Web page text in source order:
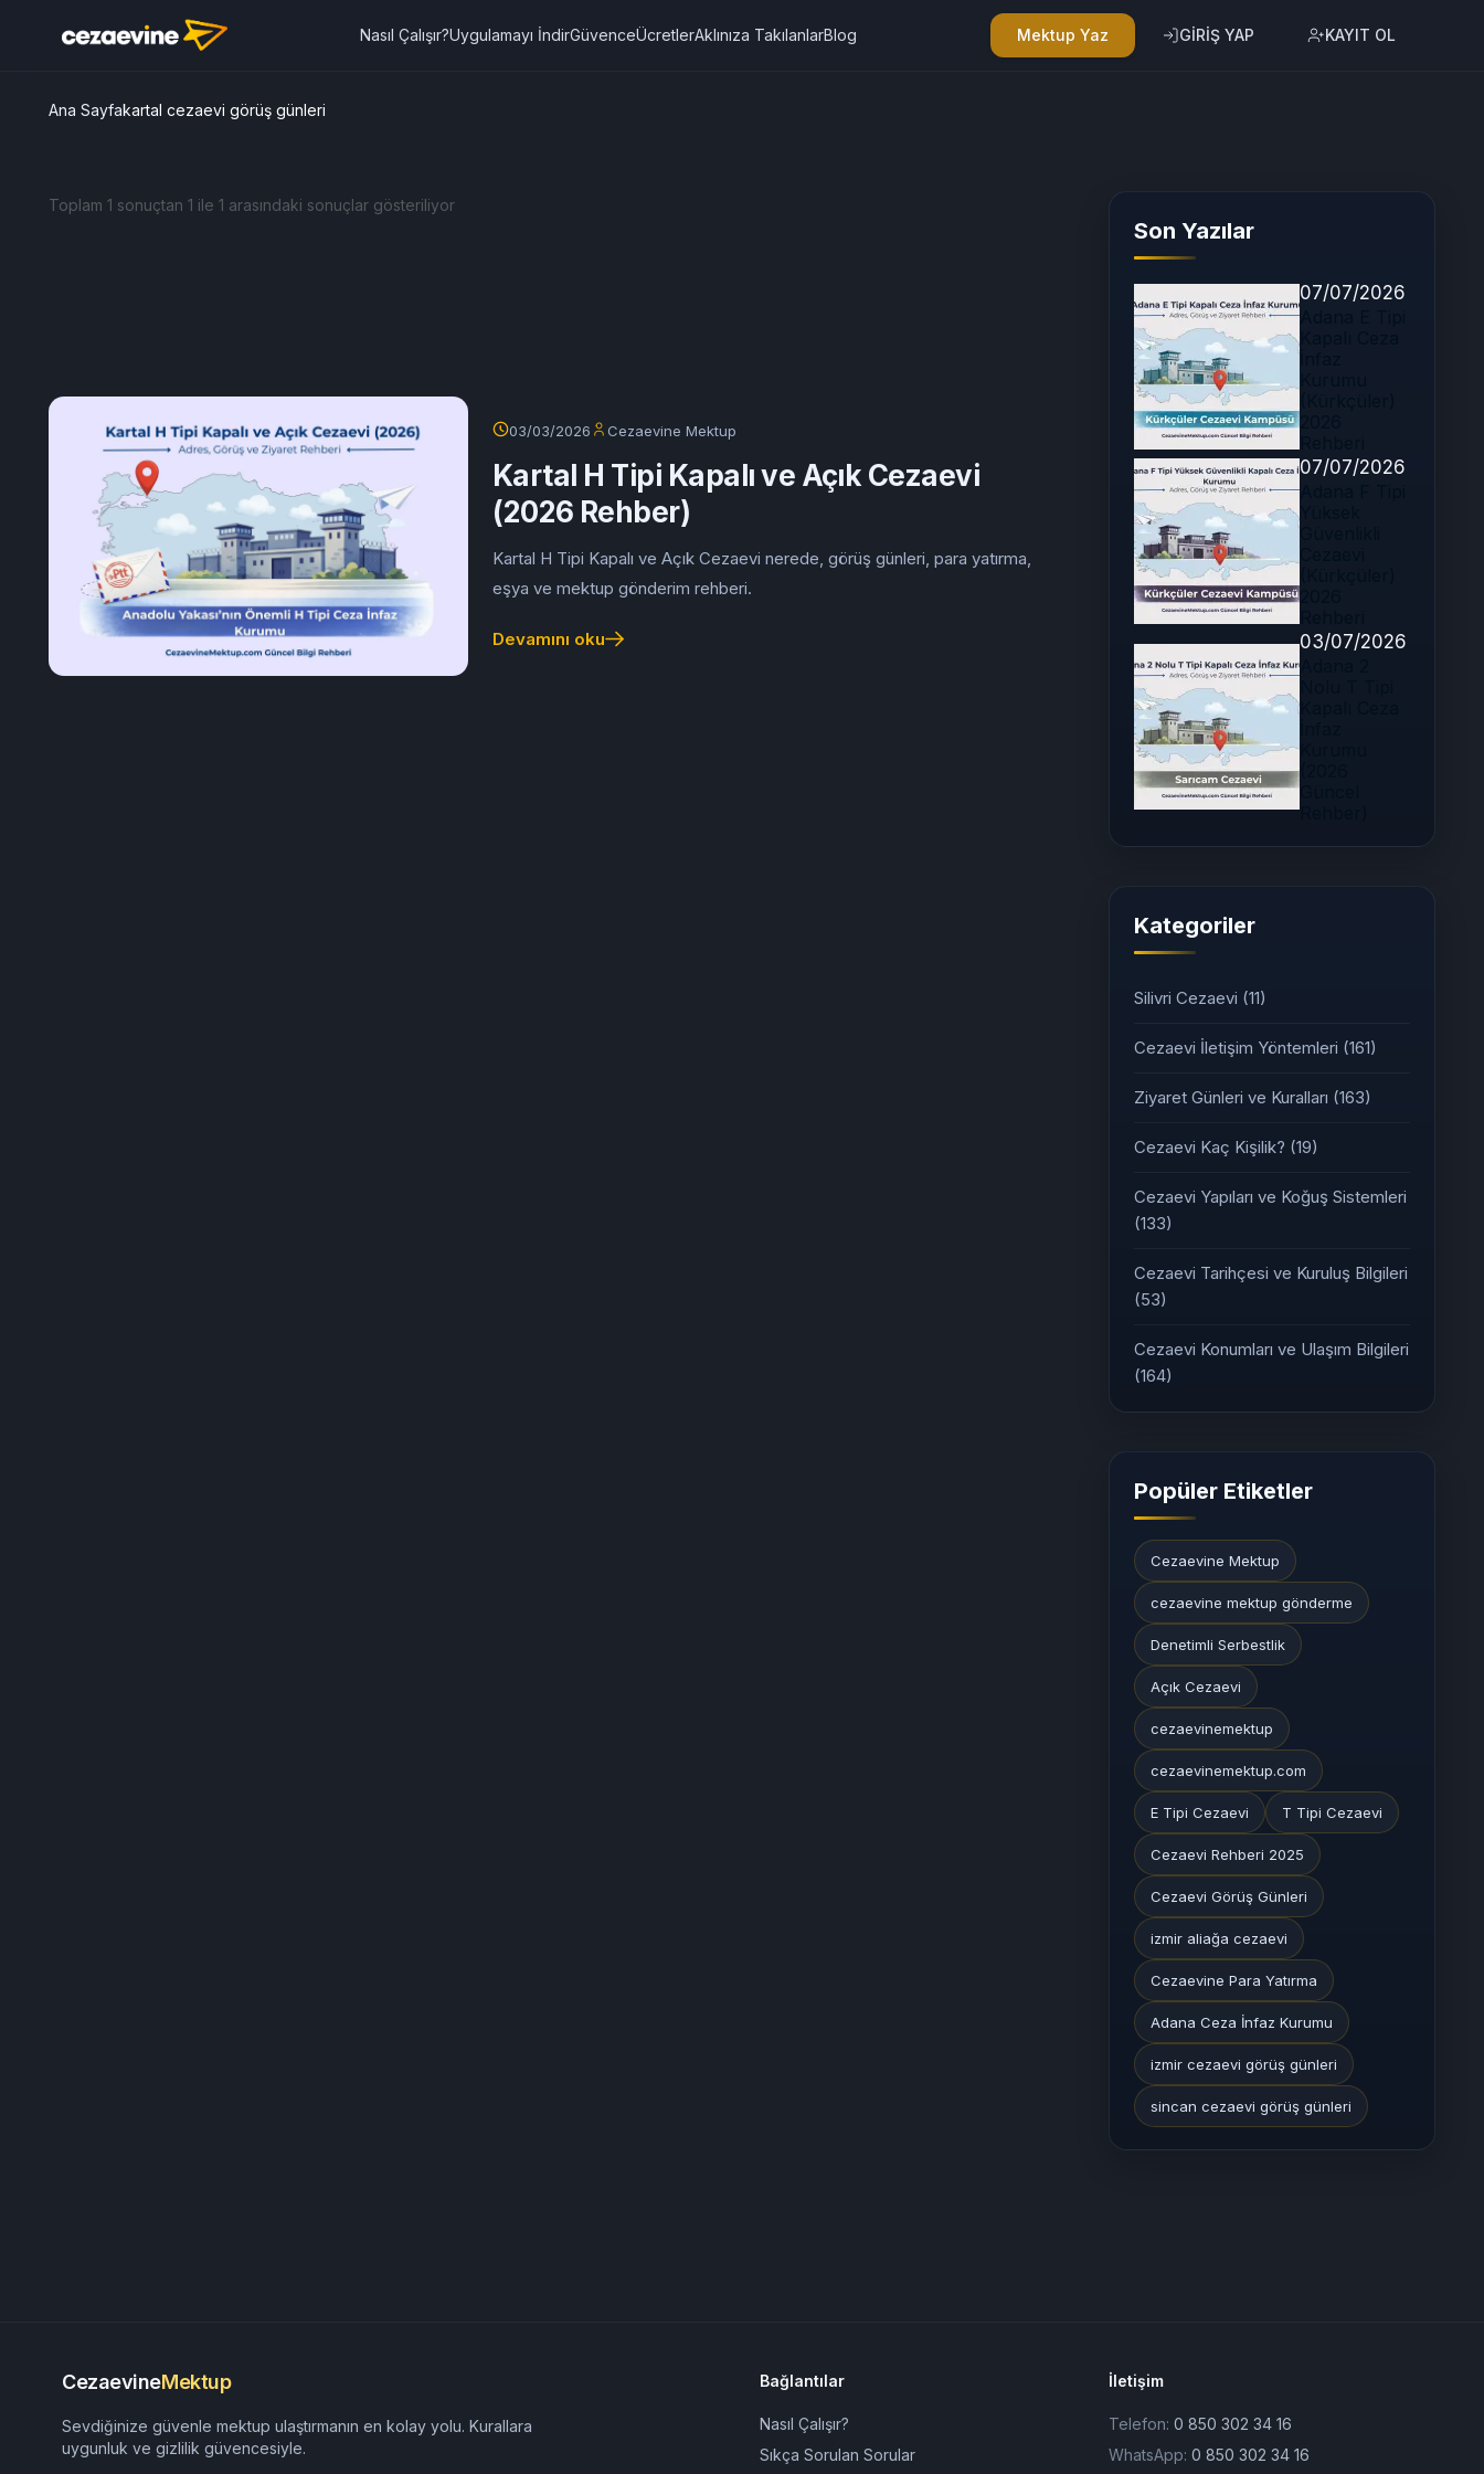
Nasıl Çalışır?Uygulamayı İndirGüvenceÜcretlerAklınıza TakılanlarBlog Mektup Yaz GİRİŞ YAP KAYIT OL
Ana Sayfakartal cezaevi görüş günleri
Toplam 1 sonuçtan 1 ile 1 arasındaki sonuçlar gösteriliyor
03/03/2026 Cezaevine Mektup
Kartal H Tipi Kapalı ve Açık Cezaevi
(2026 Rehber)
Kartal H Tipi Kapalı ve Açık Cezaevi nerede, görüş günleri, para yatırma,
eşya ve mektup gönderim rehberi.
Devamını oku
Son Yazılar
07/07/2026
07/07/2026
03/07/2026
Kategoriler
Silivri Cezaevi (11)
Cezaevi İletişim Yöntemleri (161)
Ziyaret Günleri ve Kuralları (163)
Cezaevi Kaç Kişilik? (19)
Cezaevi Yapıları ve Koğuş Sistemleri
(133)
Cezaevi Tarihçesi ve Kuruluş Bilgileri
(53)
Cezaevi Konumları ve Ulaşım Bilgileri
(164)
Popüler Etiketler
Cezaevine Mektup
cezaevine mektup gönderme
Denetimli Serbestlik
Açık Cezaevi
cezaevinemektup
cezaevinemektup.com
E Tipi Cezaevi T Tipi Cezaevi
Cezaevi Rehberi 2025
Cezaevi Görüş Günleri
izmir aliağa cezaevi
Cezaevine Para Yatırma
Adana Ceza İnfaz Kurumu
izmir cezaevi görüş günleri
sincan cezaevi görüş günleri
CezaevineMektup
Sevdiğinize güvenle mektup ulaştırmanın en kolay yolu. Kurallara
uygunluk ve gizlilik güvencesiyle.
Bağlantılar
Nasıl Çalışır?
Sıkça Sorulan Sorular
İletişim
Telefon: 0 850 302 34 16
WhatsApp: 0 850 302 34 16